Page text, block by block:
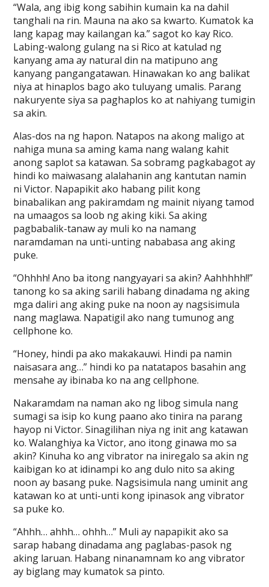
“Wala, ang ibig kong sabihin kumain ka na dahil
tanghali na rin. Mauna na ako sa kwarto. Kumatok ka
lang kapag may kailangan ka.” sagot ko kay Rico.
Labing-walong gulang na si Rico at katulad ng
kanyang ama ay natural din na matipuno ang
kanyang pangangatawan. Hinawakan ko ang balikat
niya at hinaplos bago ako tuluyang umalis. Parang
nakuryente siya sa paghaplos ko at nahiyang tumigin
sa akin.
Alas-dos na ng hapon. Natapos na akong maligo at
nahiga muna sa aming kama nang walang kahit
anong saplot sa katawan. Sa sobramg pagkabagot ay
hindi ko maiwasang alalahanin ang kantutan namin
ni Victor. Napapikit ako habang pilit kong
binabalikan ang pakiramdam ng mainit niyang tamod
na umaagos sa loob ng aking kiki. Sa aking
pagbabalik-tanaw ay muli ko na namang
naramdaman na unti-unting nababasa ang aking
puke.
“Ohhhh! Ano ba itong nangyayari sa akin? Aahhhhh!!”
tanong ko sa aking sarili habang dinadama ng aking
mga daliri ang aking puke na noon ay nagsisimula
nang maglawa. Napatigil ako nang tumunog ang
cellphone ko.
“Honey, hindi pa ako makakauwi. Hindi pa namin
naisasara ang…” hindi ko pa natatapos basahin ang
mensahe ay ibinaba ko na ang cellphone.
Nakaramdam na naman ako ng libog simula nang
sumagi sa isip ko kung paano ako tinira na parang
hayop ni Victor. Sinagilihan niya ng init ang katawan
ko. Walanghiya ka Victor, ano itong ginawa mo sa
akin? Kinuha ko ang vibrator na iniregalo sa akin ng
kaibigan ko at idinampi ko ang dulo nito sa aking
noon ay basang puke. Nagsisimula nang uminit ang
katawan ko at unti-unti kong ipinasok ang vibrator
sa puke ko.
“Ahhh… ahhh… ohhh…” Muli ay napapikit ako sa
sarap habang dinadama ang paglabas-pasok ng
aking laruan. Habang ninanamnam ko ang vibrator
ay biglang may kumatok sa pinto.